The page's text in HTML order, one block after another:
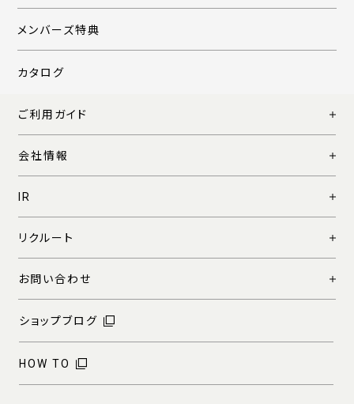
メンバーズ特典
カタログ
ご利用ガイド
会社情報
IR
リクルート
お問い合わせ
ショップブログ
HOW TO